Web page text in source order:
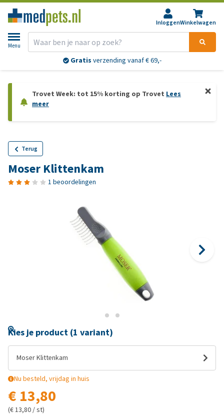
InloggenWinkelwagen
Menu
Gratis verzending vanaf € 69,-
Trovet Week: tot 15% korting op Trovet Lees
meer
Terug
Moser Klittenkam
1 beoordelingen
Kies je product (1 variant)
Moser Klittenkam
Nu besteld, vrijdag in huis
€ 13,80
(€ 13,80 / st)